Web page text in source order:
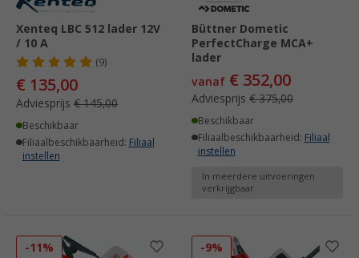
Xenteq LBC 512 lader 12V
/ 10 A
(9)
€ 135,00
Adviesprijs € 145,00
Beschikbaar
Filiaalbeschikbaarheid: Filiaal
instellen
Büttner Dometic
PerfectCharge MCA+
lader
vanaf € 352,00
Adviesprijs € 375,00
Beschikbaar
Filiaalbeschikbaarheid: Filiaal
instellen
In meerdere uitvoeringen
verkrijgbaar
-11% -9%